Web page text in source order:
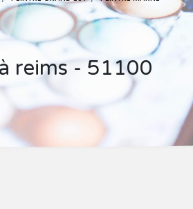
à reims - 51100